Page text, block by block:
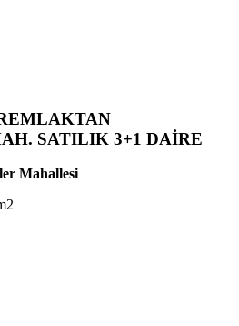
SATILIK 3+1 DAİRE
Mahallesi